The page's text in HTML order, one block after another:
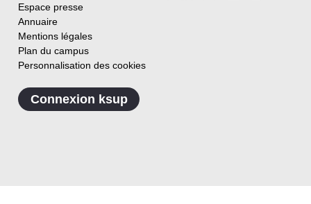
Espace presse
Annuaire
Mentions légales
Plan du campus
Personnalisation des cookies
Connexion ksup